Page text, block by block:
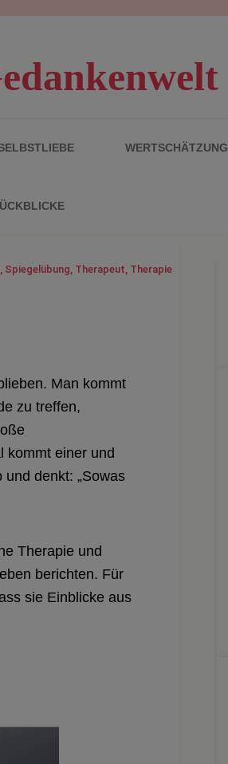
WERTSCHÄTZUNG
, Spiegelübung, Therapeut, Therapie
Man kommt
zu treffen,
kommt einer und
denkt: „Sowas
Therapie und
berichten. Für
sie Einblicke aus